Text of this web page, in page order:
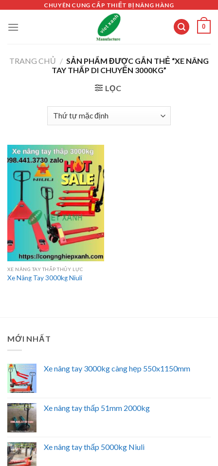
content
CHUYÊN CUNG CẤP THIẾT BỊ NÂNG HÀNG
0
TRANG CHỦ / SẢN PHẨM ĐƯỢC GẮN THẺ “XE NÂNG
TAY THẤP DI CHUYỂN 3000KG”
LỌC
XE NÂNG TAY THẤP THỦY LỰC
Xe Nâng Tay 3000kg Niuli
MỚI NHẤT
Xe nâng tay 3000kg càng hẹp 550x1150mm
Xe nâng tay thấp 51mm 2000kg
Xe nâng tay thấp 5000kg Niuli